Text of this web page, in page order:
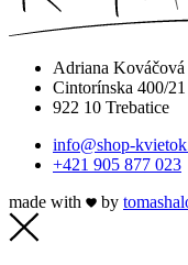
Adriana
Cintorínska 400/21
922 10 Trebatice
info@shop-
+421 905 877 023
made with
by